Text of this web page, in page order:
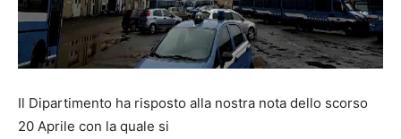
Il Dipartimento ha risposto alla nostra nota dello scorso
20 Aprile con la quale si